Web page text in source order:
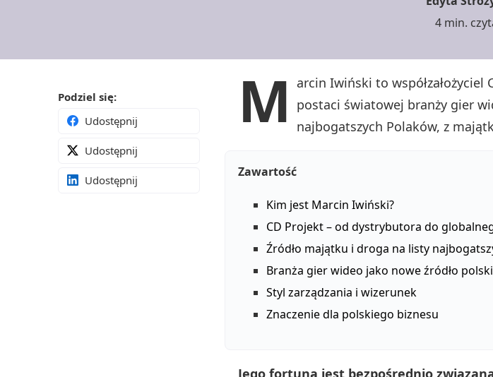
4 min.
Podziel się:
Udostępnij
Udostępnij
Udostępnij
M
arcin Iwiński to współzałożyciel
postaci światowej branży gier
najbogatszych Polaków, z
Zawartość
Kim jest Marcin Iwiński?
CD Projekt – od dystrybutora do
Źródło majątku i droga na listy
Branża gier wideo jako nowe źródło
Styl zarządzania i wizerunek
Znaczenie dla polskiego biznesu
Jego fortuna jest bezpośrednio